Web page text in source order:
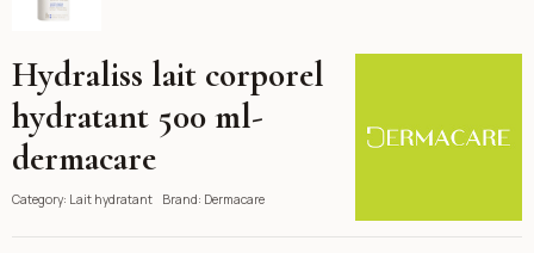
Hydraliss lait corporel
hydratant 500 ml-
dermacare
Category: Lait hydratant Brand: Dermacare